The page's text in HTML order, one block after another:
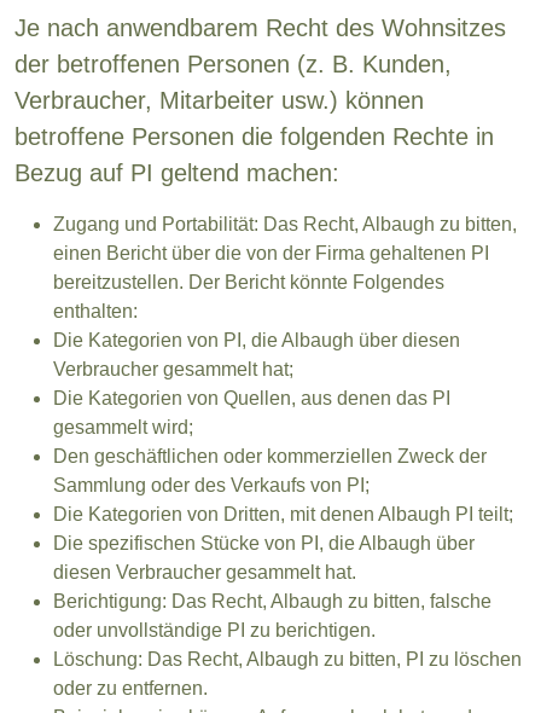
Je nach anwendbarem Recht des Wohnsitzes
der betroffenen Personen (z. B. Kunden,
Verbraucher, Mitarbeiter usw.) können
betroffene Personen die folgenden Rechte in
Bezug auf PI geltend machen:
Zugang und Portabilität: Das Recht, Albaugh zu bitten,
einen Bericht über die von der Firma gehaltenen PI
bereitzustellen. Der Bericht könnte Folgendes
enthalten:
Die Kategorien von PI, die Albaugh über diesen
Verbraucher gesammelt hat;
Die Kategorien von Quellen, aus denen das PI
gesammelt wird;
Den geschäftlichen oder kommerziellen Zweck der
Sammlung oder des Verkaufs von PI;
Die Kategorien von Dritten, mit denen Albaugh PI teilt;
Die spezifischen Stücke von PI, die Albaugh über
diesen Verbraucher gesammelt hat.
Berichtigung: Das Recht, Albaugh zu bitten, falsche
oder unvollständige PI zu berichtigen.
Löschung: Das Recht, Albaugh zu bitten, PI zu löschen
oder zu entfernen.